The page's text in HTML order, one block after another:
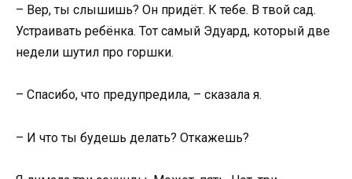
– Вер, ты слышишь? Он придёт. К тебе. В твой сад.
Устраивать ребёнка. Тот самый Эдуард, который две
недели шутил про горшки.
– Спасибо, что предупредила, – сказала я.
– И что ты будешь делать? Откажешь?